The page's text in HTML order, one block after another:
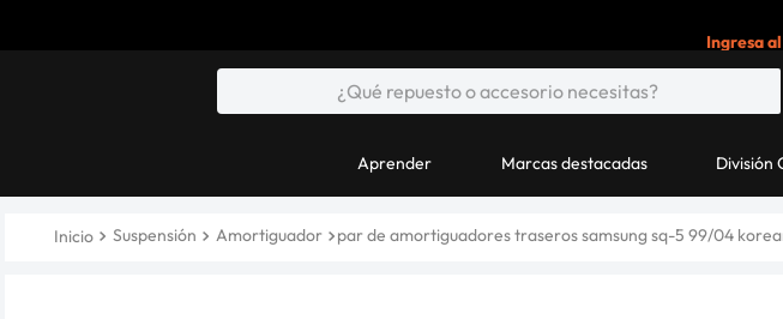
Ingresa
Aprender Marcas destacadas División
Suspensión Amortiguador par de amortiguadores traseros samsung sq-5 99/04